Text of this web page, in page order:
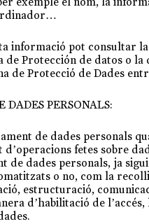
informació pot consultar
de Protección de datos o la
de Protecció de Dades
PERSONALS:
de dades personals
fetes sobre
de dades personals, ja
o no, com la
estructuració,
d’habilitació de